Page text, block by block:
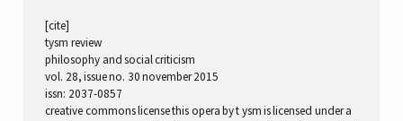
[cite]
tysm review
philosophy and social criticism
vol. 28, issue no. 30 november 2015
issn: 2037-0857
creative commons license this opera by t ysm is licensed under a